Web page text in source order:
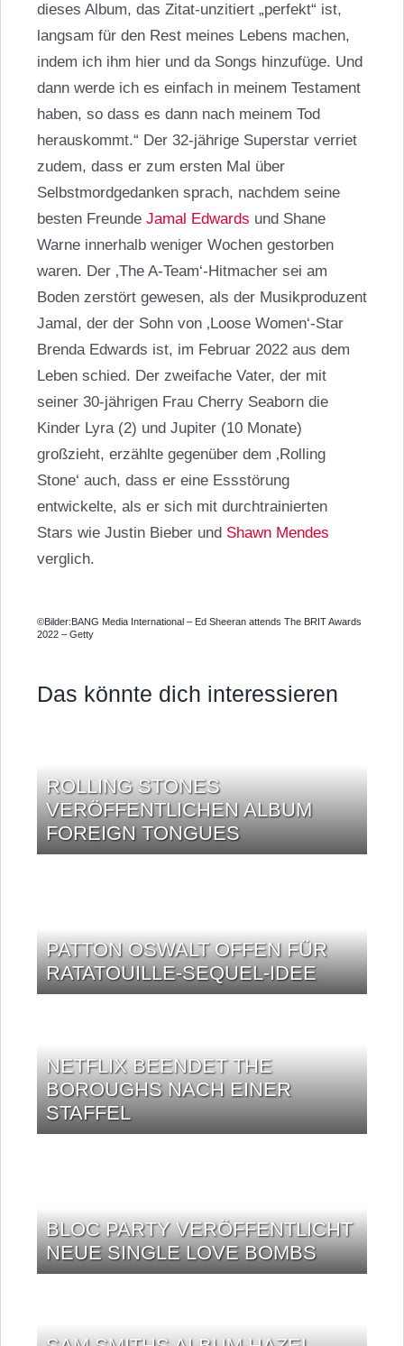
dieses Album, das Zitat-unzitiert „perfekt“ ist,
langsam für den Rest meines Lebens machen,
indem ich ihm hier und da Songs hinzufüge. Und
dann werde ich es einfach in meinem Testament
haben, so dass es dann nach meinem Tod
herauskommt.“ Der 32-jährige Superstar verriet
zudem, dass er zum ersten Mal über
Selbstmordgedanken sprach, nachdem seine
besten Freunde Jamal Edwards und Shane
Warne innerhalb weniger Wochen gestorben
waren. Der ‚The A-Team‘-Hitmacher sei am
Boden zerstört gewesen, als der Musikproduzent
Jamal, der der Sohn von ‚Loose Women‘-Star
Brenda Edwards ist, im Februar 2022 aus dem
Leben schied. Der zweifache Vater, der mit
seiner 30-jährigen Frau Cherry Seaborn die
Kinder Lyra (2) und Jupiter (10 Monate)
großzieht, erzählte gegenüber dem ‚Rolling
Stone‘ auch, dass er eine Essstörung
entwickelte, als er sich mit durchtrainierten
Stars wie Justin Bieber und Shawn Mendes
verglich.
©Bilder:BANG Media International – Ed Sheeran attends The BRIT Awards
2022 – Getty
Das könnte dich interessieren
ROLLING STONES
VERÖFFENTLICHEN ALBUM
FOREIGN TONGUES
PATTON OSWALT OFFEN FÜR
RATATOUILLE-SEQUEL-IDEE
NETFLIX BEENDET THE
BOROUGHS NACH EINER
STAFFEL
BLOC PARTY VERÖFFENTLICHT
NEUE SINGLE LOVE BOMBS